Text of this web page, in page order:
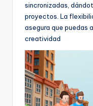
sincronizadas,
proyectos. La
asegura que puedas
creatividad